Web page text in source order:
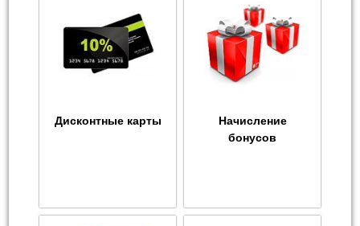
Дисконтные карты
Начисление
бонусов